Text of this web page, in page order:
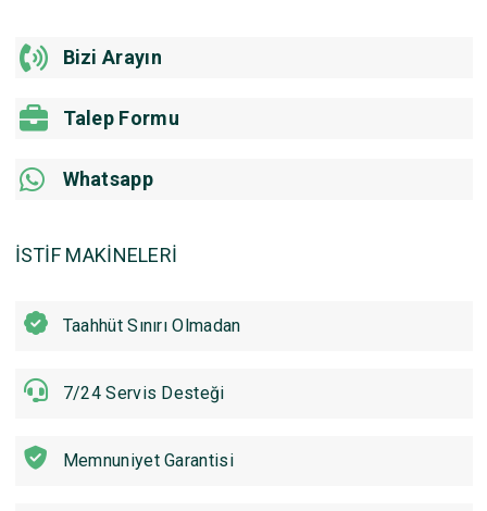
Bizi Arayın
Talep Formu
Whatsapp
İSTİF MAKİNELERİ
Taahhüt Sınırı Olmadan
7/24 Servis Desteği
Memnuniyet Garantisi